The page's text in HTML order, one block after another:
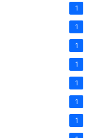
1
1
1
1
1
1
1